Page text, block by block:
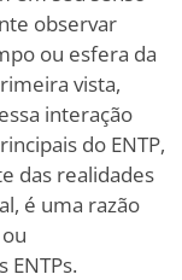
observar
ou esfera da
vista,
interação
do ENTP,
das realidades
é uma razão